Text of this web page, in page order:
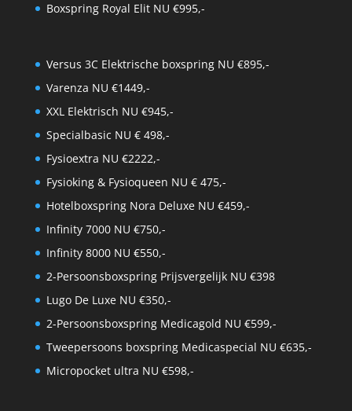
Boxspring Royal Elit NU €995,-
Versus 3C Elektrische boxspring NU €895,-
Varenza NU €1449,-
XXL Elektrisch NU €945,-
Specialbasic NU € 498,-
Fysioextra NU €2222,-
Fysioking & Fysioqueen NU € 475,-
Hotelboxspring Nora Deluxe NU €459,-
Infinity 7000 NU €750,-
Infinity 8000 NU €550,-
2-Persoonsboxspring Prijsvergelijk NU €398
Lugo De Luxe NU €350,-
2-Persoonsboxspring Medicagold NU €599,-
Tweepersoons boxspring Medicaspecial NU €635,-
Micropocket ultra NU €598,-